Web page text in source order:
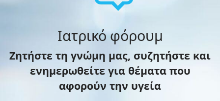
Ιατρικό φόρουμ
Ζητήστε τη γνώμη μας, συζητήστε και
ενημερωθείτε για θέματα που
αφορούν την υγεία